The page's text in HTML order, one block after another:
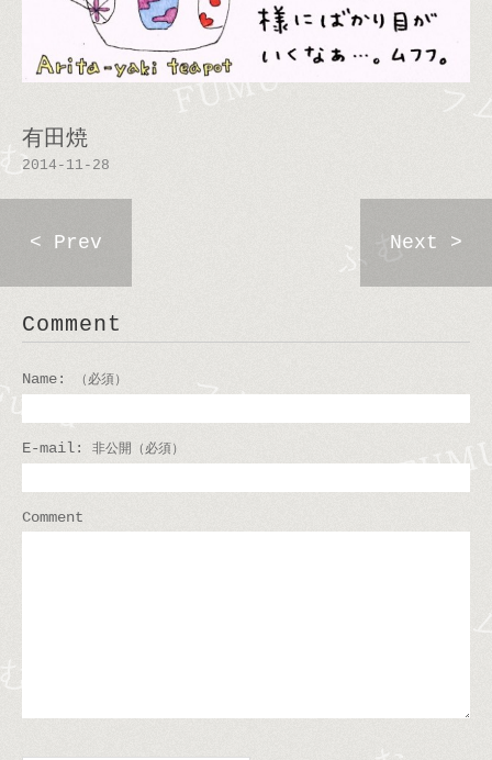
有田焼
2014-11-28
< Prev Next >
Comment
Name: （必須）
E-mail: 非公開（必須）
Comment